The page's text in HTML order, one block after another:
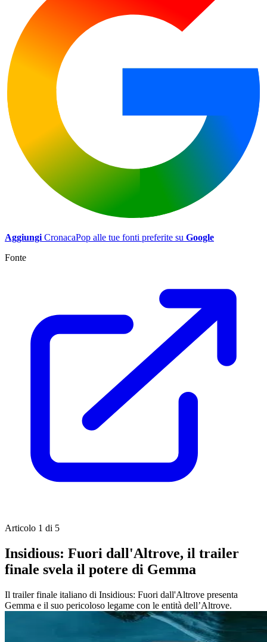
Aggiungi CronacaPop alle tue fonti preferite su Google
Fonte
Articolo 1 di 5
Insidious: Fuori dall'Altrove, il trailer
finale svela il potere di Gemma
Il trailer finale italiano di Insidious: Fuori dall'Altrove presenta
Gemma e il suo pericoloso legame con le entità dell’Altrove.